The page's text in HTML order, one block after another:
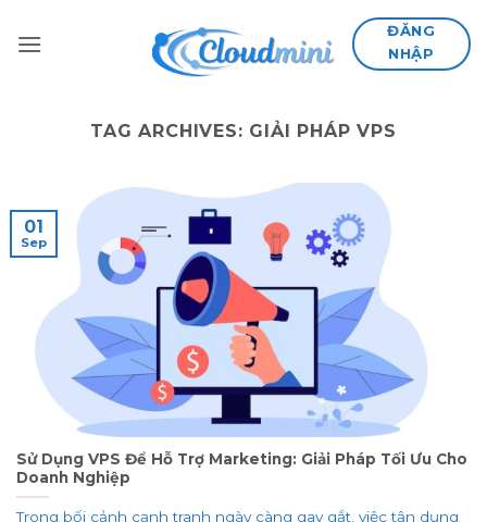
ĐĂNG
NHẬP
TAG ARCHIVES: GIẢI PHÁP VPS
Sử Dụng VPS Để Hỗ Trợ Marketing: Giải Pháp Tối Ưu Cho
Doanh Nghiệp
Trong bối cảnh cạnh tranh ngày càng gay gắt, việc tận dụng
01
Sep